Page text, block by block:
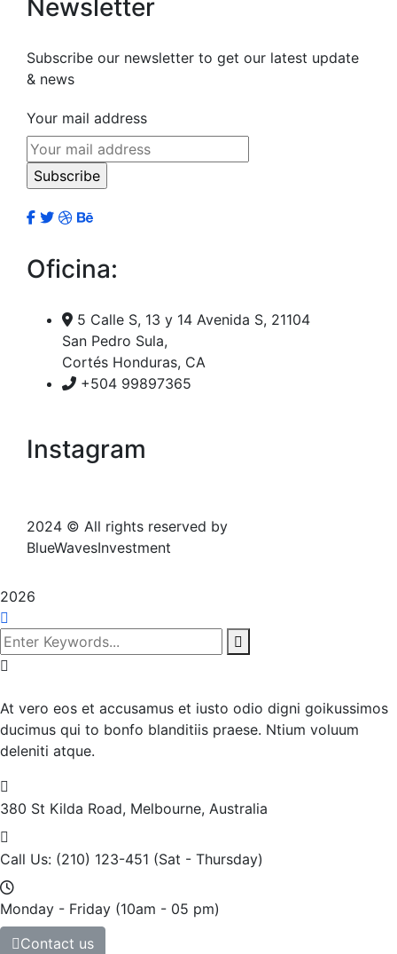
Newsletter
Subscribe our newsletter to get our latest update
& news
Your mail address
Oficina:
5 Calle S, 13 y 14 Avenida S, 21104
San Pedro Sula,
Cortés Honduras, CA
+504 99897365
Instagram
2024 © All rights reserved by
BlueWavesInvestment
2026
At vero eos et accusamus et iusto odio digni goikussimos
ducimus qui to bonfo blanditiis praese. Ntium voluum
deleniti atque.
380 St Kilda Road, Melbourne, Australia
Call Us: (210) 123-451 (Sat - Thursday)
Monday - Friday (10am - 05 pm)
Contact us